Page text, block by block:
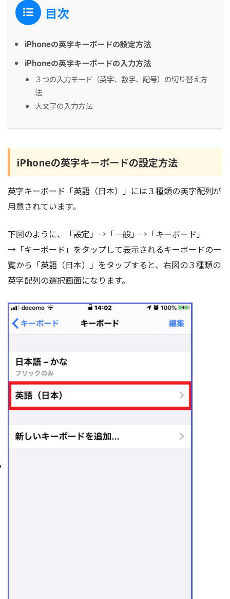
目次
iPhoneの英字キーボードの設定方法
iPhoneの英字キーボードの入力方法
３つの入力モード（英字、数字、記号）の切り替え方
法
大文字の入力方法
iPhoneの英字キーボードの設定方法
英字キーボード「英語（日本）」には３種類の英字配列が
用意されています。
下図のように、「設定」→「一般」→「キーボード」
→「キーボード」をタップして表示されるキーボードの一
覧から「英語（日本）」をタップすると、右図の３種類の
英字配列の選択画面になります。